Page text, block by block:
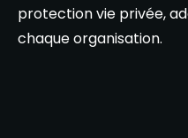
protection vie privée,
chaque organisation.